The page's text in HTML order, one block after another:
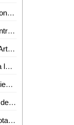
Gobierno del estado ha distribuído más de 30 millones de litros de agua
Adulto mayor sufre caída de autobús en la Ecocentralita
UASLP abre inscripciones a cursos y talleres de Arte y Cultura para el semestre agosto-diciembre 2026
San Luis Potosí coordina trabajo sin límites contra la extorsión
Disminuyen incendios por lluvias, pero crecen siniestros en viviendas de SLP: Bomberos
Encuentran en Tamuín a hombre reportado como desaparecido en Tamasopo
Aumentan casos de gusano barrenador en mascotas de Ciudad Valles